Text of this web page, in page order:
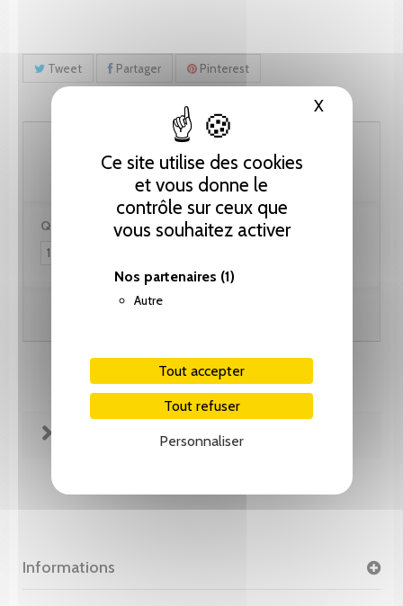
Ce site utilise des cookies
et vous donne le
contrôle sur ceux que
vous souhaitez activer
Nos partenaires (1)
Autre
Tout accepter
Tout refuser
Personnaliser
XMasquer
Tweet Partager Pinterest
102.60 CHF
Quantité :
FICHE TECHNIQUE
Informations